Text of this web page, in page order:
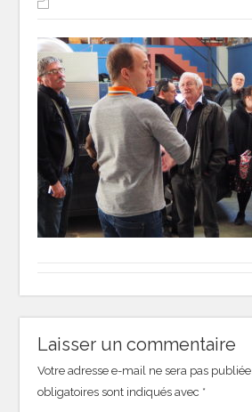
Laisser un commentaire
Votre adresse e-mail ne sera pas publiée.
obligatoires sont indiqués avec *